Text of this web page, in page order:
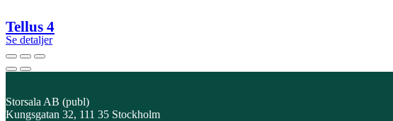
Tellus 4
Se detaljer
Storsala AB (publ)
Kungsgatan 32, 111 35 Stockholm